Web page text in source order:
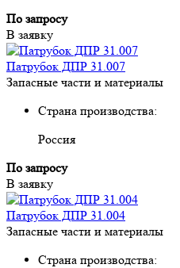
По запросу
В заявку
Патрубок ДПР 31.007
Запасные части и материалы
Страна производства:
Россия
По запросу
В заявку
Патрубок ДПР 31.004
Запасные части и материалы
Страна производства: